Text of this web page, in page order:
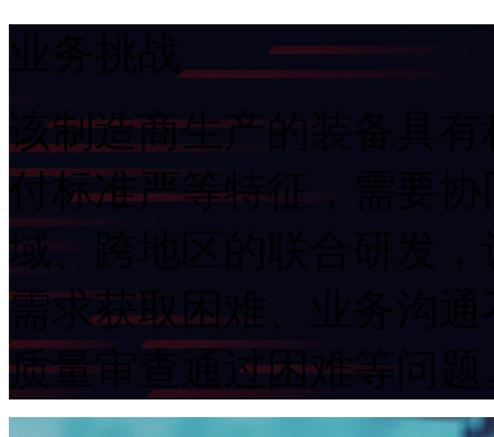
该制造商生产的装备具有科
付标准严等特征，需
域、跨地区的联合研发
需求获取困难、业务沟通
质量审查通过困难等问题